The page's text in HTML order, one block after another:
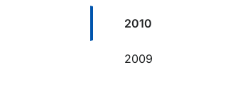
2010
2009